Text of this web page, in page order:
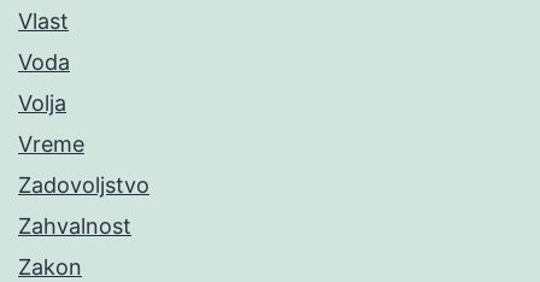
Vlast
Voda
Volja
Vreme
Zadovoljstvo
Zahvalnost
Zakon